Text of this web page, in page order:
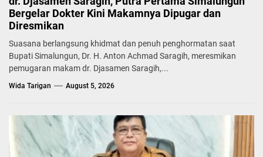
Bergelar Dokter Kini Makamnya Dipugar dan
Diresmikan
Suasana berlangsung khidmat dan penuh penghormatan saat
Bupati Simalungun, Dr. H. Anton Achmad Saragih, meresmikan
pemugaran makam dr. Djasamen Saragih,...
Wida Tarigan August 5, 2026